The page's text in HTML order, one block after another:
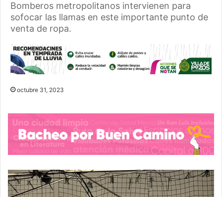
Bomberos metropolitanos intervienen para
sofocar las llamas en este importante punto de
venta de ropa.
octubre 31, 2023